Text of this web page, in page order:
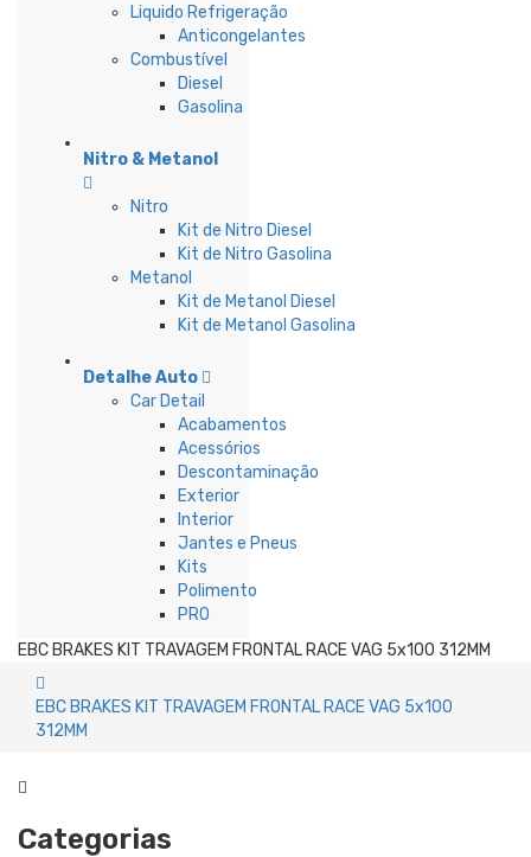
Liquido Refrigeração
Anticongelantes
Combustível
Diesel
Gasolina
Nitro & Metanol
Nitro
Kit de Nitro Diesel
Kit de Nitro Gasolina
Metanol
Kit de Metanol Diesel
Kit de Metanol Gasolina
Detalhe Auto
Car Detail
Acabamentos
Acessórios
Descontaminação
Exterior
Interior
Jantes e Pneus
Kits
Polimento
PRO
EBC BRAKES KIT TRAVAGEM FRONTAL RACE VAG 5x100 312MM
EBC BRAKES KIT TRAVAGEM FRONTAL RACE VAG 5x100
312MM
Categorias